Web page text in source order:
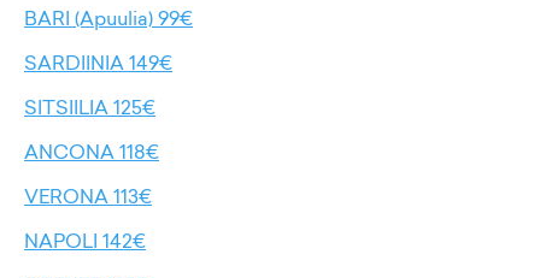
BARI (Apuulia) 99€
SARDIINIA 149€
SITSIILIA 125€
ANCONA 118€
VERONA 113€
NAPOLI 142€